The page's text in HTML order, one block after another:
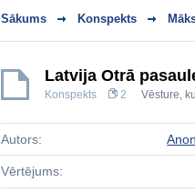
Sākums Konspekts
Latvija Otrā
Konspekts 2 Vēsture,
Autors:
Vērtējums: